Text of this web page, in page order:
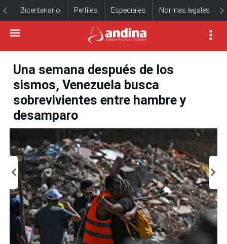
Bicentenario Perfiles Especiales Normas legales
Una semana después de los
sismos, Venezuela busca
sobrevivientes entre hambre y
desamparo